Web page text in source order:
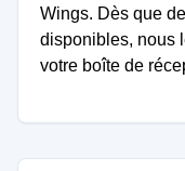
Wings. Dès que
disponibles, nous
votre boîte de